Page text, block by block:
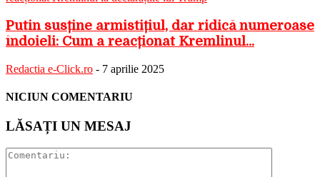
Putin susține armistițiul, dar ridică numeroase
îndoieli: Cum a reacționat Kremlinul...
Redactia e-Click.ro - 7 aprilie 2025
NICIUN COMENTARIU
LĂSAȚI UN MESAJ